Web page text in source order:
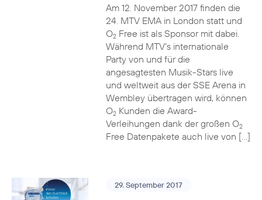
Am 12. November 2017 finden die
24. MTV EMA in London statt und
O2Free ist als Sponsor mit dabei.
Während MTV’s internationale
Party von und für die
angesagtesten Musik-Stars live
und weltweit aus der SSE Arena in
Wembley übertragen wird, können
O2Kunden die Award-
Verleihungen dank der großen O2
Free Datenpakete auch live von […]
29. September 2017